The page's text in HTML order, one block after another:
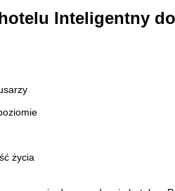
Inteligentny
życia